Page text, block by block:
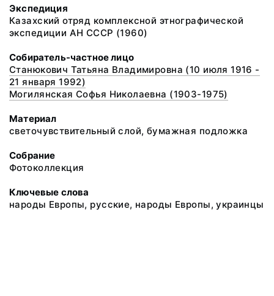
Экспедиция
Казахский отряд комплексной этнографической
экспедиции АН СССР (1960)
Собиратель-частное лицо
Станюкович Татьяна Владимировна (10 июля 1916 -
21 января 1992)
Могилянская Софья Николаевна (1903-1975)
Материал
светочувствительный слой, бумажная подложка
Собрание
Фотоколлекция
Ключевые слова
народы Европы, русские, народы Европы, украинцы